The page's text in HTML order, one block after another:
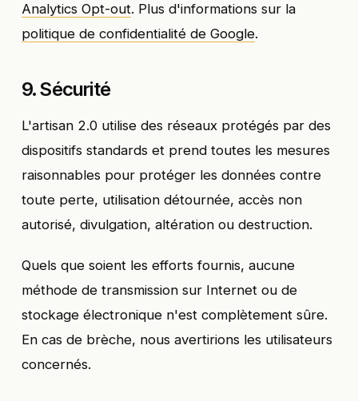
Analytics Opt-out. Plus d'informations sur la
politique de confidentialité de Google.
9. Sécurité
L'artisan 2.0 utilise des réseaux protégés par des
dispositifs standards et prend toutes les mesures
raisonnables pour protéger les données contre
toute perte, utilisation détournée, accès non
autorisé, divulgation, altération ou destruction.
Quels que soient les efforts fournis, aucune
méthode de transmission sur Internet ou de
stockage électronique n'est complètement sûre.
En cas de brèche, nous avertirions les utilisateurs
concernés.